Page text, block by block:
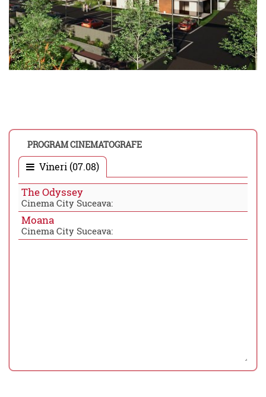
PROGRAM CINEMATOGRAFE
Vineri (07.08)
The Odyssey
Cinema City Suceava:
Moana
Cinema City Suceava: